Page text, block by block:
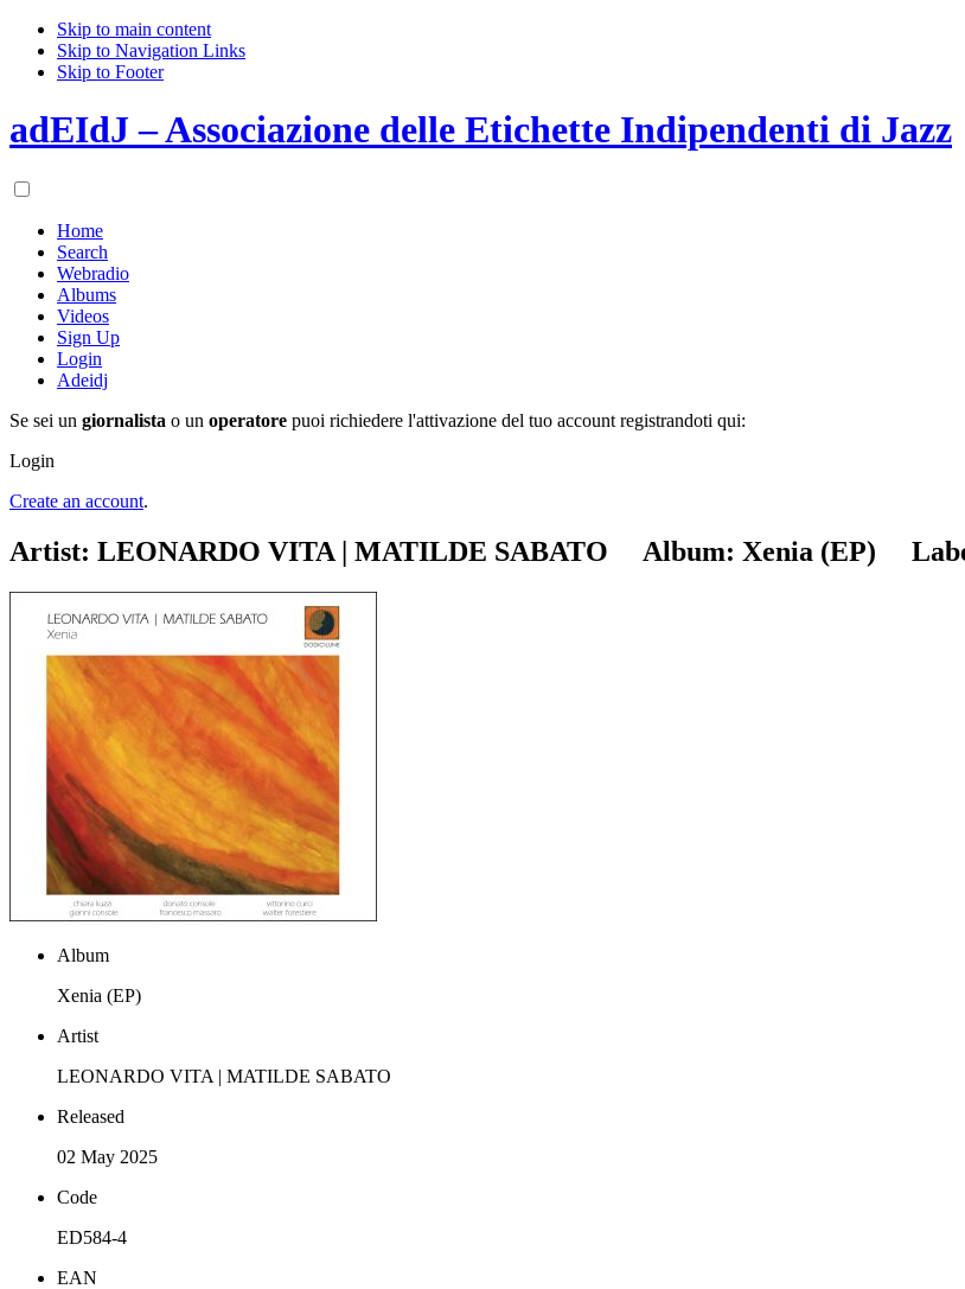
Skip to main content
Skip to Navigation Links
Skip to Footer
adEIdJ – Associazione delle Etichette Indipendenti di Jazz
Home
Search
Webradio
Albums
Videos
Sign Up
Login
Adeidj
Se sei un giornalista o un operatore puoi richiedere l'attivazione del tuo account registrandoti qui:
Login
Create an account.
Artist: LEONARDO VITA | MATILDE SABATO Album: Xenia (EP)
Album
Xenia (EP)
Artist
LEONARDO VITA | MATILDE SABATO
Released
02 May 2025
Code
ED584-4
EAN